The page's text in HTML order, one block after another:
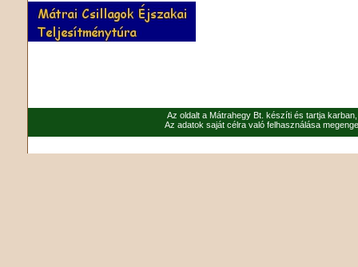
Az oldalt a Mátrahegy Bt. készíti és tartja
Az adatok saját célra való felhasználása